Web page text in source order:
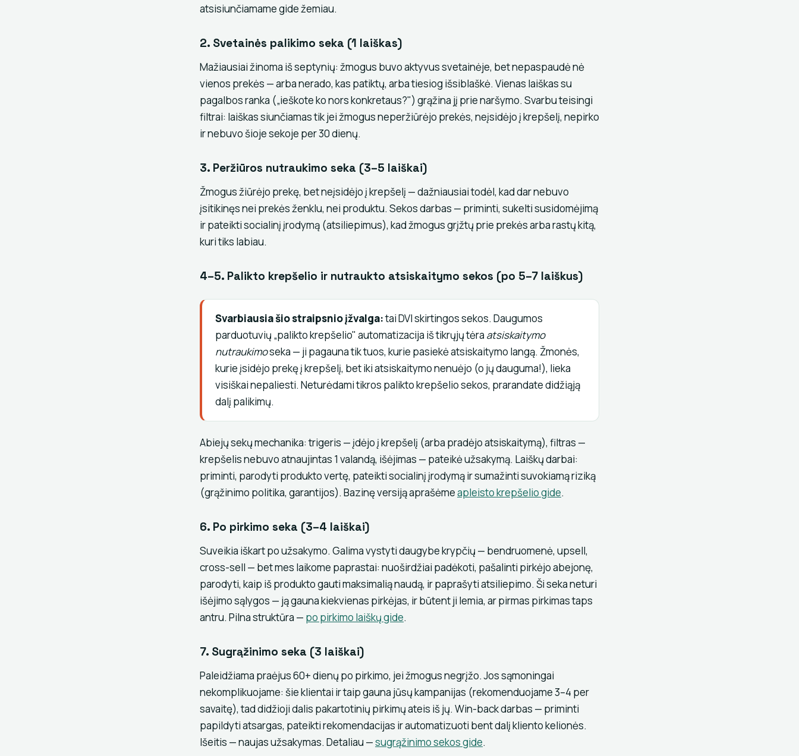
atsisiunčiamame gide žemiau.
2. Svetainės palikimo seka (1 laiškas)
Mažiausiai žinoma iš septynių: žmogus buvo aktyvus svetainėje, bet nepaspaudė nė
vienos prekės — arba nerado, kas patiktų, arba tiesiog išsiblaškė. Vienas laiškas su
pagalbos ranka („ieškote ko nors konkretaus?") grąžina jį prie naršymo. Svarbu teisingi
filtrai: laiškas siunčiamas tik jei žmogus neperžiūrėjo prekės, neįsidėjo į krepšelį, nepirko
ir nebuvo šioje sekoje per 30 dienų.
3. Peržiūros nutraukimo seka (3–5 laiškai)
Žmogus žiūrėjo prekę, bet neįsidėjo į krepšelį — dažniausiai todėl, kad dar nebuvo
įsitikinęs nei prekės ženklu, nei produktu. Sekos darbas — priminti, sukelti susidomėjimą
ir pateikti socialinį įrodymą (atsiliepimus), kad žmogus grįžtų prie prekės arba rastų kitą,
kuri tiks labiau.
4–5. Palikto krepšelio ir nutraukto atsiskaitymo sekos (po 5–7 laiškus)
Svarbiausia šio straipsnio įžvalga:tai DVI skirtingos sekos. Daugumos
parduotuvių „palikto krepšelio" automatizacija iš tikrųjų tėra atsiskaitymo
nutraukimoseka — ji pagauna tik tuos, kurie pasiekė atsiskaitymo langą. Žmonės,
kurie įsidėjo prekę į krepšelį, bet iki atsiskaitymo nenuėjo (o jų dauguma!), lieka
visiškai nepaliesti. Neturėdami tikros palikto krepšelio sekos, prarandate didžiąją
dalį palikimų.
Abiejų sekų mechanika: trigeris — įdėjo į krepšelį (arba pradėjo atsiskaitymą), filtras —
krepšelis nebuvo atnaujintas 1 valandą, išėjimas — pateikė užsakymą. Laiškų darbai:
priminti, parodyti produkto vertę, pateikti socialinį įrodymą ir sumažinti suvokiamą riziką
(grąžinimo politika, garantijos). Bazinę versiją aprašėmeapleisto krepšelio gide.
6. Po pirkimo seka (3–4 laiškai)
Suveikia iškart po užsakymo. Galima vystyti daugybe krypčių — bendruomenė, upsell,
cross-sell — bet mes laikome paprastai: nuoširdžiai padėkoti, pašalinti pirkėjo abejonę,
parodyti, kaip iš produkto gauti maksimalią naudą, ir paprašyti atsiliepimo. Ši seka neturi
išėjimo sąlygos — ją gauna kiekvienas pirkėjas, ir būtent ji lemia, ar pirmas pirkimas taps
antru. Pilna struktūra — po pirkimo laiškų gide.
7. Sugrąžinimo seka (3 laiškai)
Paleidžiama praėjus 60+ dienų po pirkimo, jei žmogus negrįžo. Jos sąmoningai
nekomplikuojame: šie klientai ir taip gauna jūsų kampanijas (rekomenduojame 3–4 per
savaitę), tad didžioji dalis pakartotinių pirkimų ateis iš jų. Win-back darbas — priminti
papildyti atsargas, pateikti rekomendacijas ir automatizuoti bent dalį kliento kelionės.
Išeitis — naujas užsakymas. Detaliau —sugrąžinimo sekos gide.